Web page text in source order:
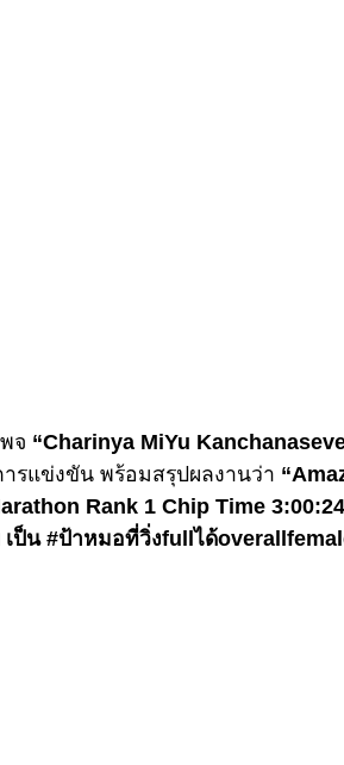
จ “Charinya MiYu
รแข่งขัน พร้อมสรุปผลงานว่า
Rank 1 Chip Time
น #ป้าหมอที่วิ่งfullได้